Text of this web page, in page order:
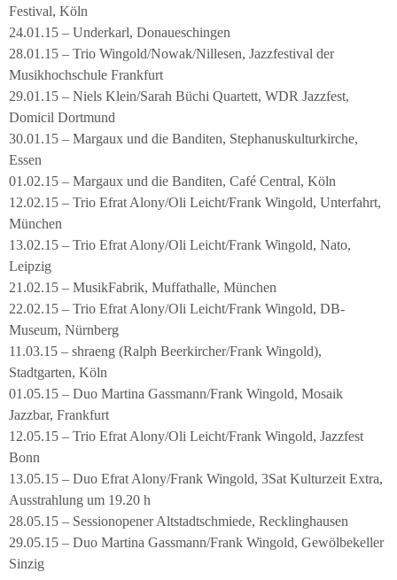
Festival, Köln
24.01.15 – Underkarl, Donaueschingen
28.01.15 – Trio Wingold/Nowak/Nillesen, Jazzfestival der
Musikhochschule Frankfurt
29.01.15 – Niels Klein/Sarah Büchi Quartett, WDR Jazzfest,
Domicil Dortmund
30.01.15 – Margaux und die Banditen, Stephanuskulturkirche,
Essen
01.02.15 – Margaux und die Banditen, Café Central, Köln
12.02.15 – Trio Efrat Alony/Oli Leicht/Frank Wingold, Unterfahrt,
München
13.02.15 – Trio Efrat Alony/Oli Leicht/Frank Wingold, Nato,
Leipzig
21.02.15 – MusikFabrik, Muffathalle, München
22.02.15 – Trio Efrat Alony/Oli Leicht/Frank Wingold, DB-
Museum, Nürnberg
11.03.15 – shraeng (Ralph Beerkircher/Frank Wingold),
Stadtgarten, Köln
01.05.15 – Duo Martina Gassmann/Frank Wingold, Mosaik
Jazzbar, Frankfurt
12.05.15 – Trio Efrat Alony/Oli Leicht/Frank Wingold, Jazzfest
Bonn
13.05.15 – Duo Efrat Alony/Frank Wingold, 3Sat Kulturzeit Extra,
Ausstrahlung um 19.20 h
28.05.15 – Sessionopener Altstadtschmiede, Recklinghausen
29.05.15 – Duo Martina Gassmann/Frank Wingold, Gewölbekeller
Sinzig